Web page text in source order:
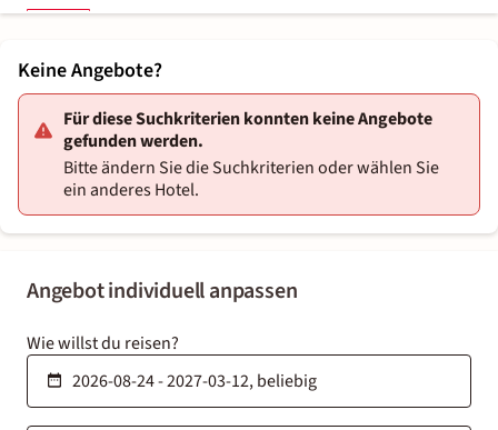
Angebot individuell anpassen
Wie willst du reisen?
Keine Angebote?
Für diese Suchkriterien konnten keine Angebote
gefunden werden.
Bitte ändern Sie die Suchkriterien oder wählen Sie
ein anderes Hotel.